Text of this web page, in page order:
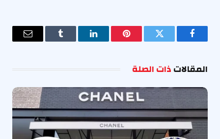
فيسبوك تويتر بينتيريستلينكدإن Tumblr
البريد
المقالاتذات الصلة